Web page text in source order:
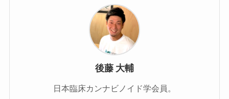
後藤 大輔
日本臨床カンナビノイド学会員。